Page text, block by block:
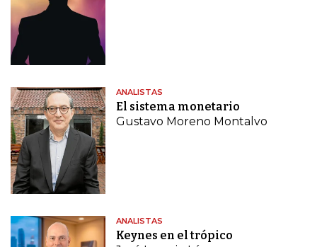
ANALISTAS
El sistema monetario
Gustavo Moreno Montalvo
ANALISTAS
Keynes en el trópico